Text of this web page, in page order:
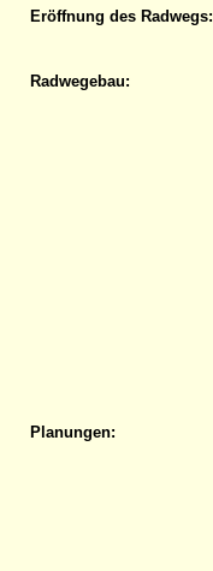
Eröffnung des Radwegs:
Radwegebau:
Planungen: